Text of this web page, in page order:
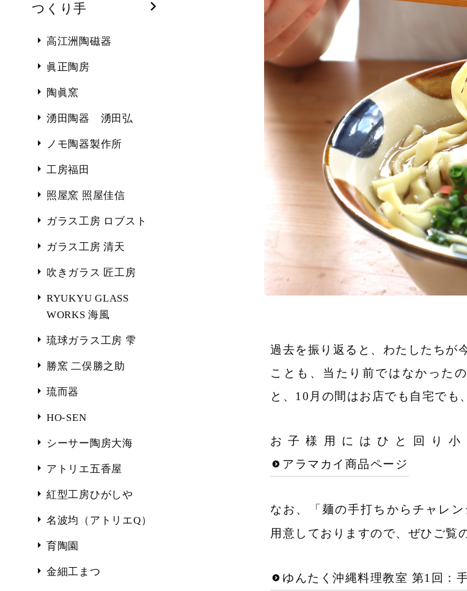
つくり手
高江洲陶磁器
眞正陶房
陶眞窯
湧田陶器 湧田弘
ノモ陶器製作所
工房福田
照屋窯 照屋佳信
ガラス工房 ロブスト
ガラス工房 清天
吹きガラス 匠工房
RYUKYU GLASS
WORKS 海風
琉球ガラス工房 雫
勝窯 二俣勝之助
琉而器
HO-SEN
シーサー陶房大海
アトリエ五香屋
紅型工房ひがしや
名波均（アトリエQ）
育陶園
金細工まつ
過去を振り返ると、わたしたちが
ことも、当たり前ではなかった
と、10月の間はお店でも自宅でも
お子様用にはひと回り
アラマカイ商品ページ
なお、「麺の手打ちからチャレン
用意しておりますので、ぜひご覧
ゆんたく沖縄料理教室 第1回：